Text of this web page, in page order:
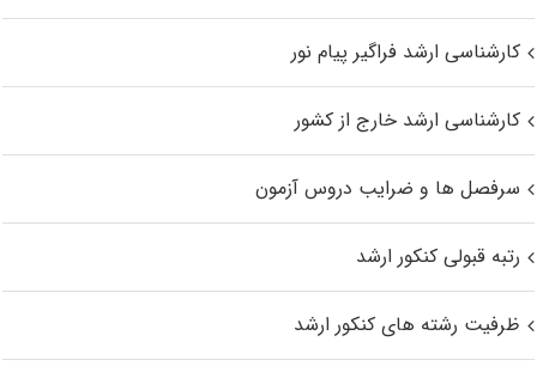
کارشناسی ارشد فراگیر پیام نور
کارشناسی ارشد خارج از کشور
سرفصل ها و ضرایب دروس آزمون
رتبه قبولی کنکور ارشد
ظرفیت رشته های کنکور ارشد